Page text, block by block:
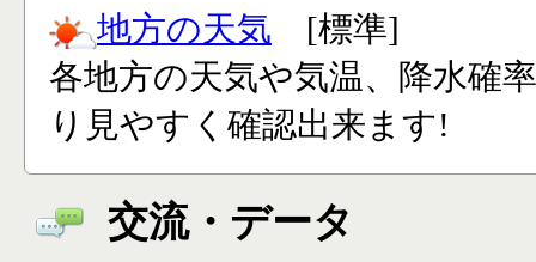
地方の天気 [標準]
各地方の天気や気温、降水確
り見やすく確認出来ます!
交流・データ